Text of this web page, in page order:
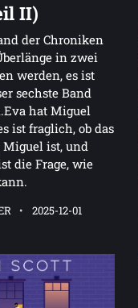
II)
der Chroniken
in zwei
werden, es ist
sechste Band
hat Miguel
ist fraglich, ob das
ist, und
die Frage, wie
2025-12-01